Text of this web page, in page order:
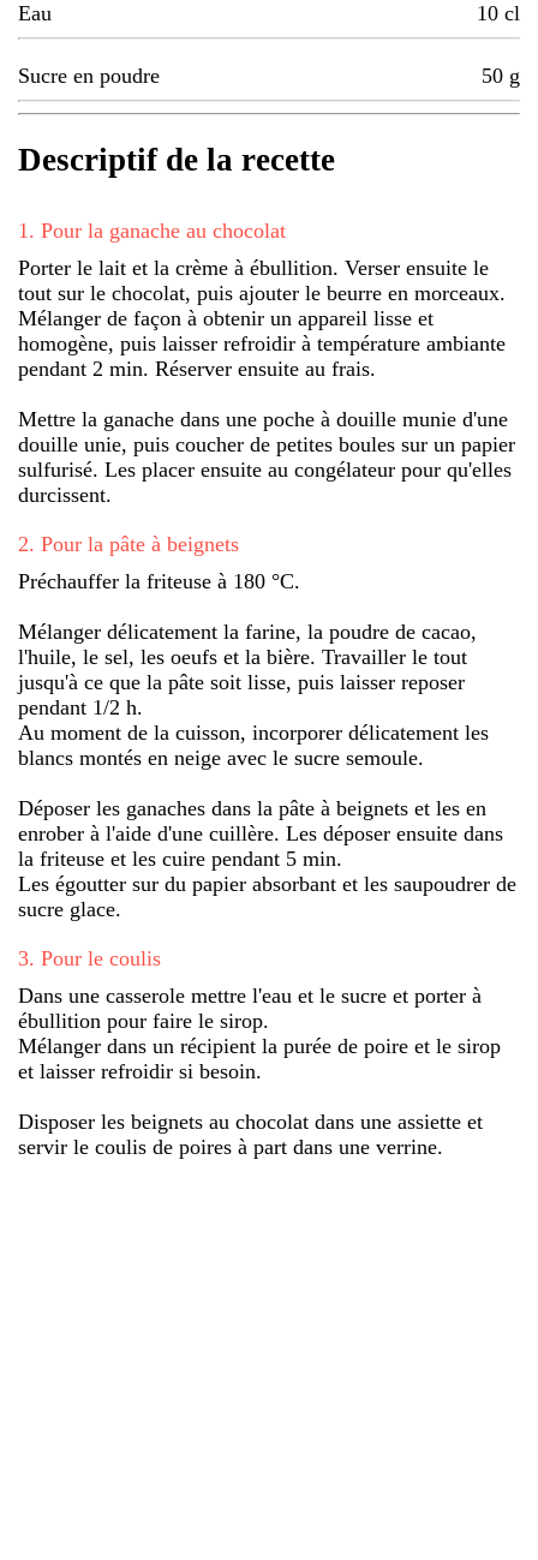
Eau 10 cl
Sucre en poudre 50 g
Descriptif de la recette
1 . Pour la ganache au chocolat
Porter le lait et la crème à ébullition. Verser ensuite le
tout sur le chocolat, puis ajouter le beurre en morceaux.
Mélanger de façon à obtenir un appareil lisse et
homogène, puis laisser refroidir à température ambiante
pendant 2 min. Réserver ensuite au frais.
Mettre la ganache dans une poche à douille munie d'une
douille unie, puis coucher de petites boules sur un papier
sulfurisé. Les placer ensuite au congélateur pour qu'elles
durcissent.
2. Pour la pâte à beignets
Préchauffer la friteuse à 180 °C.
Mélanger délicatement la farine, la poudre de cacao,
l'huile, le sel, les oeufs et la bière. Travailler le tout
jusqu'à ce que la pâte soit lisse, puis laisser reposer
pendant 1/2 h.
Au moment de la cuisson, incorporer délicatement les
blancs montés en neige avec le sucre semoule.
Déposer les ganaches dans la pâte à beignets et les en
enrober à l'aide d'une cuillère. Les déposer ensuite dans
la friteuse et les cuire pendant 5 min.
Les égoutter sur du papier absorbant et les saupoudrer de
sucre glace.
3. Pour le coulis
Dans une casserole mettre l'eau et le sucre et porter à
ébullition pour faire le sirop.
Mélanger dans un récipient la purée de poire et le sirop
et laisser refroidir si besoin.
Disposer les beignets au chocolat dans une assiette et
servir le coulis de poires à part dans une verrine.